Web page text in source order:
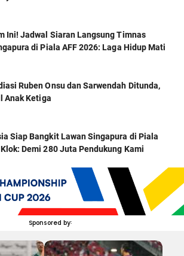
Ini! Jadwal Siaran Langsung Timnas
di Piala AFF 2026: Laga Hidup Mati
Ruben Onsu dan Sarwendah Ditunda,
Anak Ketiga
Siap Bangkit Lawan Singapura di Piala
Demi 280 Juta Pendukung Kami